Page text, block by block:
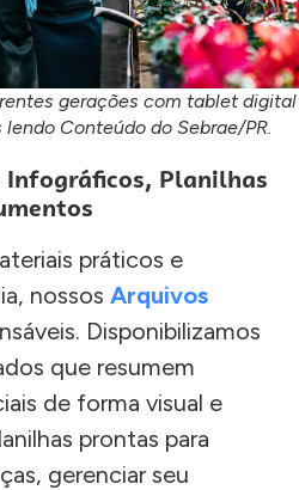
gerações com tablet digital
Conteúdo do Sebrae/PR.
Planilhas
práticos e
nossos Arquivos
Disponibilizamos
que resumem
de forma visual e
prontas para
gerenciar seu